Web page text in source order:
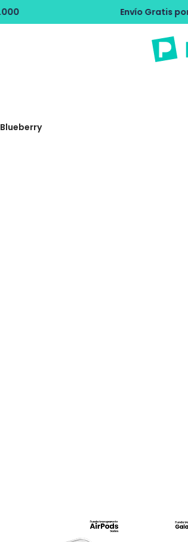
Envío Gratis por compras de $150.000
Blueberry